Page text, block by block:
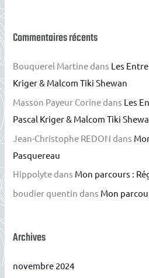
Commentaires récents
Bouquerel Martinedans Les
Kriger & Malcom Tiki Shewan
Masson Payeur Corinedans Les
Pascal Kriger & Malcom Tiki
Jean-Christophe REDON dans
Pasquereau
Hippolytedans Mon parcours :
boudier quentin dans Mon
Archives
novembre 2024